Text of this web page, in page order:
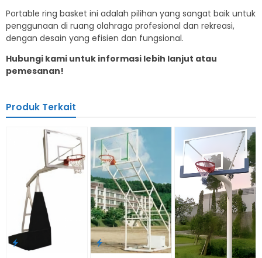
Portable ring basket ini adalah pilihan yang sangat baik untuk
penggunaan di ruang olahraga profesional dan rekreasi,
dengan desain yang efisien dan fungsional.
Hubungi kami untuk informasi lebih lanjut atau
pemesanan!
Produk Terkait